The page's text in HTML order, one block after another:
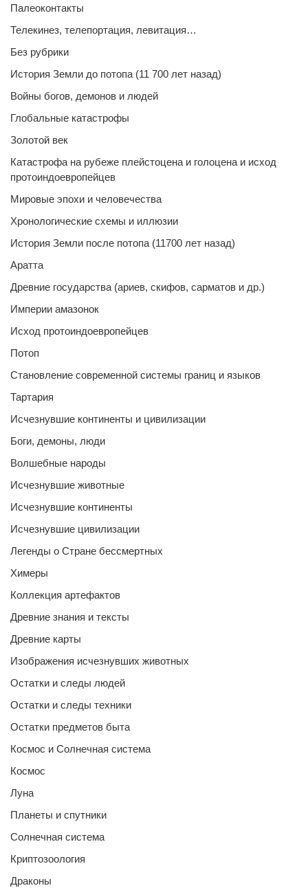
Палеоконтакты
Телекинез, телепортация, левитация…
Без рубрики
История Земли до потопа (11 700 лет назад)
Войны богов, демонов и людей
Глобальные катастрофы
Золотой век
Катастрофа на рубеже плейстоцена и голоцена и исход
протоиндоевропейцев
Мировые эпохи и человечества
Хронологические схемы и иллюзии
История Земли после потопа (11700 лет назад)
Аратта
Древние государства (ариев, скифов, сарматов и др.)
Империи амазонок
Исход протоиндоевропейцев
Потоп
Становление современной системы границ и языков
Тартария
Исчезнувшие континенты и цивилизации
Боги, демоны, люди
Волшебные народы
Исчезнувшие животные
Исчезнувшие континенты
Исчезнувшие цивилизации
Легенды о Стране бессмертных
Химеры
Коллекция артефактов
Древние знания и тексты
Древние карты
Изображения исчезнувших животных
Остатки и следы людей
Остатки и следы техники
Остатки предметов быта
Космос и Солнечная система
Космос
Луна
Планеты и спутники
Солнечная система
Криптозоология
Драконы